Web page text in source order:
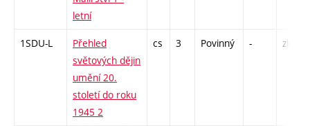
letní
1SDU-L
Přehled
světových dějin
umění 20.
století do roku
1945 2
cs 3 Povinný - zk